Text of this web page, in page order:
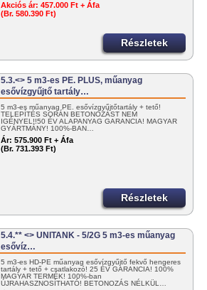
Akciós ár: 457.000 Ft + Áfa
(Br. 580.390 Ft)
Részletek
5.3.<> 5 m3-es PE. PLUS, műanyag
esővízgyűjtő tartály…
5 m3-es műanyag PE. esővízgyűjtőtartály + tető!
TELEPÍTÉS SORÁN BETONOZÁST NEM
IGÉNYEL!!50 ÉV ALAPANYAG GARANCIA! MAGYAR
GYÁRTMÁNY! 100%-BAN…
Ár: 575.900 Ft + Áfa
(Br. 731.393 Ft)
Részletek
5.4.** <> UNITANK - 5/2G 5 m3-es műanyag
esővíz…
5 m3-es HD-PE műanyag esővízgyűjtő fekvő hengeres
tartály + tető + csatlakozó! 25 ÉV GARANCIA! 100%
MAGYAR TERMÉK! 100%-ban
ÚJRAHASZNOSÍTHATÓ! BETONOZÁS NÉLKÜL…